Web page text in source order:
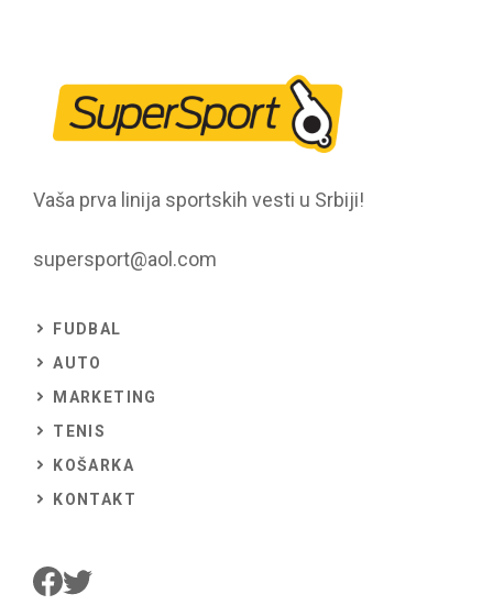
Vaša prva linija sportskih vesti u Srbiji!
supersport@aol.com
FUDBAL
AUTO
MARKETING
TENIS
KOŠARKA
KONTAKT